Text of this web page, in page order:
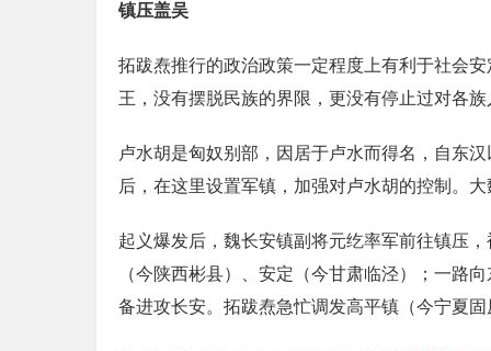
镇压盖吴
拓跋焘推行的政治政策一定程度上有利于社会
王，没有摆脱民族的界限，更没有停止过对各
卢水胡是匈奴别部，因居于卢水而得名，自东
后，在这里设置军镇，加强对卢水胡的控制。
起义爆发后，魏长安镇副将元纥率军前往镇压
（今陕西彬县）、安定（今甘肃临泾）；一路
备进攻长安。拓跋焘急忙调发高平镇（今宁夏